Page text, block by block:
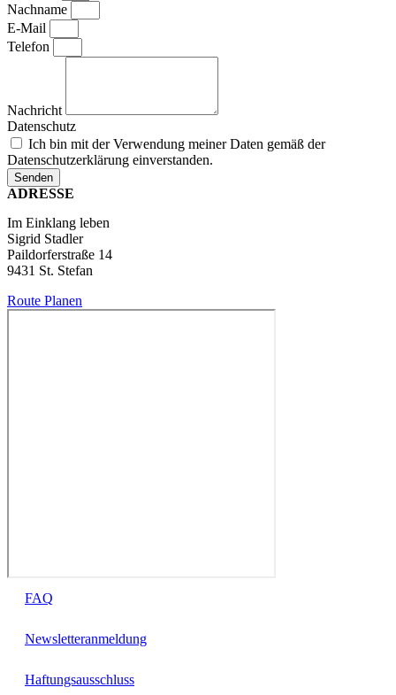
Nachname
E-Mail
Telefon
Nachricht
Datenschutz
Ich bin mit der Verwendung meiner Daten gemäß der
Datenschutzerklärung einverstanden.
Senden
ADRESSE
Im Einklang leben
Sigrid Stadler
Paildorferstraße 14
9431 St. Stefan
Route Planen
FAQ
Newsletteranmeldung
Haftungsausschluss